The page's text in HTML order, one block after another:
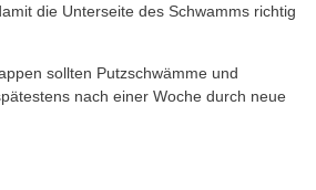
die Unterseite des Schwamms richtig
sollten Putzschwämme und
nach einer Woche durch neue